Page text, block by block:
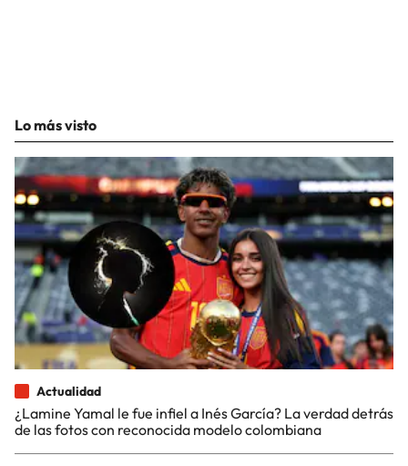
Lo más visto
Actualidad
¿Lamine Yamal le fue infiel a Inés García? La verdad detrás
de las fotos con reconocida modelo colombiana